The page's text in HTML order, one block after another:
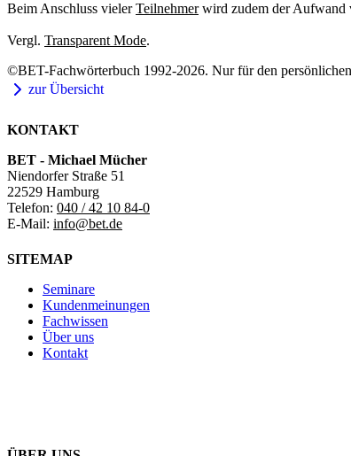
Beim Anschluss vielerTeilnehmerwird zudem der Aufwand
Vergl. Transparent Mode.
©BET-Fachwörterbuch 1992-2026. Nur für den
zur Übersicht
KONTAKT
BET - Michael Mücher
Niendorfer Straße 51
22529 Hamburg
Telefon: 040 / 42 10 84-0
E-Mail: info@bet.de
SITEMAP
Seminare
Kundenmeinungen
Fachwissen
Über uns
Kontakt